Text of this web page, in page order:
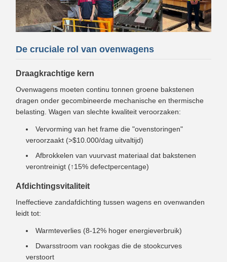
De cruciale rol van ovenwagens
Draagkrachtige kern
Ovenwagens moeten continu tonnen groene bakstenen
dragen onder gecombineerde mechanische en thermische
belasting. Wagen van slechte kwaliteit veroorzaken:
Vervorming van het frame die "ovenstoringen"
veroorzaakt (>$10.000/dag uitvaltijd)
Afbrokkelen van vuurvast materiaal dat bakstenen
verontreinigt (↑15% defectpercentage)
Afdichtingsvitaliteit
Ineffectieve zandafdichting tussen wagens en ovenwanden
leidt tot:
Warmteverlies (8-12% hoger energieverbruik)
Dwarsstroom van rookgas die de stookcurves
verstoort